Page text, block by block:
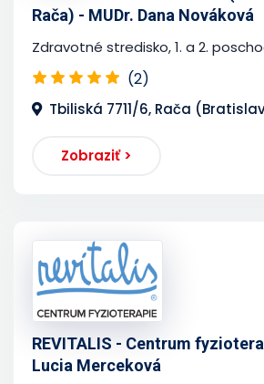
Rača) - MUDr. Dana Nováková
Zdravotné stredisko, 1. a 2.
(2)
Tbiliská 7711/6, Rača
Zobraziť >
REVITALIS - Centrum
Lucia Merceková